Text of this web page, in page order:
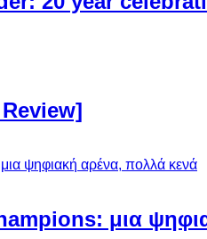
μια